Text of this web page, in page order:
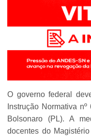
O governo federal
Instrução Normativa
Bolsonaro (PL). A
docentes do